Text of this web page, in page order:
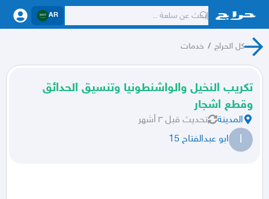
AR
كل الحراج / خدمات
تكريب النخيل والواشنطونيا وتنسيق الحدائق
وقطع اشجار
المدينة تحديث قبل ٣ أشهر
ا ابو عبدالفتاح 15